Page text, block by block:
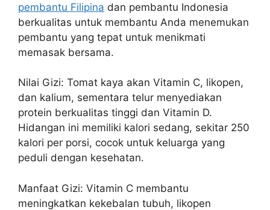
pembantu Filipina dan pembantu Indonesia
berkualitas untuk membantu Anda menemukan
pembantu yang tepat untuk menikmati
memasak bersama.
Nilai Gizi: Tomat kaya akan Vitamin C, likopen,
dan kalium, sementara telur menyediakan
protein berkualitas tinggi dan Vitamin D.
Hidangan ini memiliki kalori sedang, sekitar 250
kalori per porsi, cocok untuk keluarga yang
peduli dengan kesehatan.
Manfaat Gizi: Vitamin C membantu
meningkatkan kekebalan tubuh, likopen